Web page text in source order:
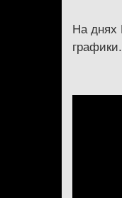
На днях
графики.